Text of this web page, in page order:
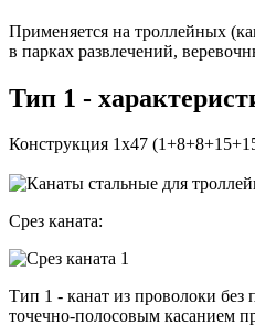
Применяется на троллейных
в парках развлечений,
Тип 1 -
Конструкция 1х47
Срез каната:
Тип 1 - канат из проволоки
точечно-полосовым касанием